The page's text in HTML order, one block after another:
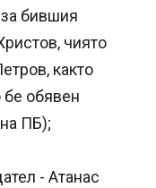
бившия
чиято
както
бе обявен
ПБ);
- Атанас